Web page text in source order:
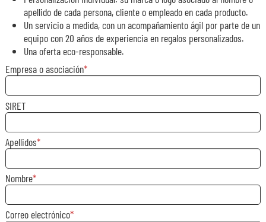
apellido de cada persona, cliente o empleado en cada producto.
Un servicio a medida, con un acompañamiento ágil por parte de un
equipo con 20 años de experiencia en regalos personalizados.
Una oferta eco-responsable.
Empresa o asociación
SIRET
Apellidos
Nombre
Correo electrónico